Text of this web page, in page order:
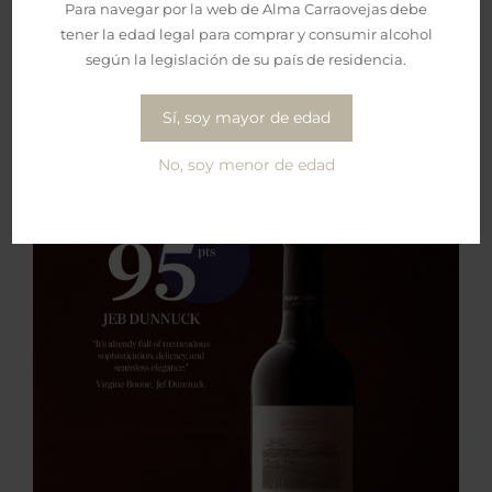
Para navegar por la web de Alma Carraovejas debe
tener la edad legal para comprar y consumir alcohol
según la legislación de su país de residencia.
Sí, soy mayor de edad
No, soy menor de edad